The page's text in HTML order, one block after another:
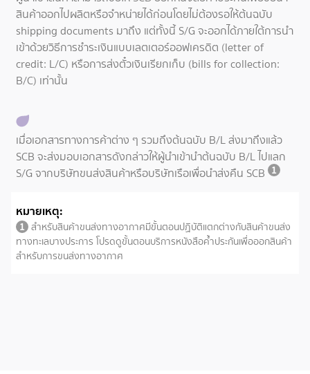
สินค้าออกไปผลิตหรือจำหน่ายได้ก่อนโดยไม่ต้องรอให้ต้นฉบับ
shipping documents มาถึง แต่ทั้งนี้ S/G จะออกได้ภายใต้การนำ
เข้าด้วยวิธีการชำระเงินแบบเลตเตอร์ออฟเครดิต (letter of
credit: L/C) หรือการส่งตั๋วเงินเรียกเก็บ (bills for collection:
B/C) เท่านั้น
เมื่อเอกสารทางการค้าต่าง ๆ รวมถึงต้นฉบับ B/L ส่งมาถึงแล้ว
SCB จะส่งมอบเอกสารดังกล่าวให้ผู้นำเข้านำต้นฉบับ B/L ไปแลก
S/G จากบริษัทขนส่งสินค้าหรือบริษัทเรือเพื่อนำส่งคืน SCB 1
หมายเหตุ:
1 สำหรับสินค้าขนส่งทางอากาศมีขั้นตอนปฏิบัติแตกต่างกับสินค้าขนส่ง
ทางทะเลบางประการ โปรดดูขั้นตอนบริการหนังสือค้ำประกันเพื่อออกสินค้า
สำหรับการขนส่งทางอากาศ